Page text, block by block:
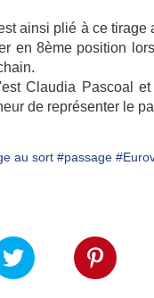
ainsi plié à ce tirage
en 8ème position
Claudia Pascoal
de représenter le
au sort #passage